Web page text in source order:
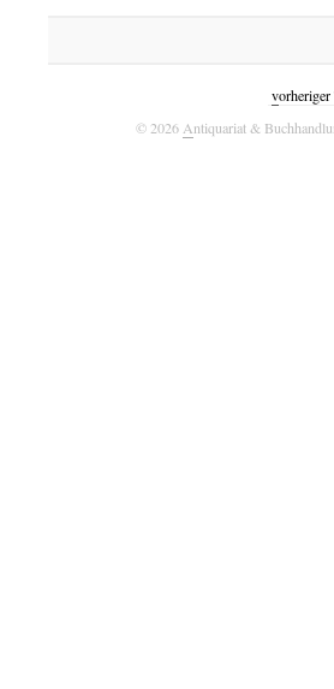
v
© 2026 Antiquariat &